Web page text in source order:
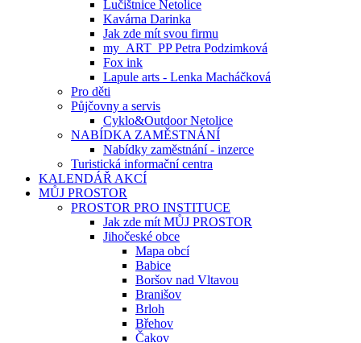
Lučištnice Netolice
Kavárna Darinka
Jak zde mít svou firmu
my_ART_PP Petra Podzimková
Fox ink
Lapule arts - Lenka Macháčková
Pro děti
Půjčovny a servis
Cyklo&Outdoor Netolice
NABÍDKA ZAMĚSTNÁNÍ
Nabídky zaměstnání - inzerce
Turistická informační centra
KALENDÁŘ AKCÍ
MŮJ PROSTOR
PROSTOR PRO INSTITUCE
Jak zde mít MŮJ PROSTOR
Jihočeské obce
Mapa obcí
Babice
Boršov nad Vltavou
Branišov
Brloh
Břehov
Čakov